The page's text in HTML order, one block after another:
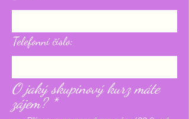
Telefonní číslo:
O jaký skupinový kurz máte
zájem? *P